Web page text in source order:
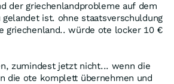
der griechenlandprobleme auf dem
ist. ohne staatsverschuldung
griechenland.. würde ote locker 10 €
zumindest jetzt nicht... wenn die
die ote komplett übernehmen und